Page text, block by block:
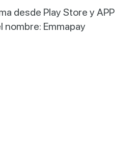
desde Play Store y APP
nombre: Emmapay